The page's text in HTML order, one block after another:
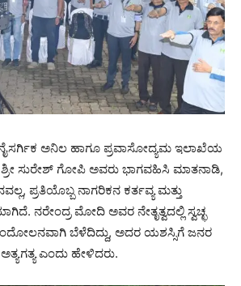
ಅನಿಲ ಹಾಗೂ ಪ್ರವಾಸೋದ್ಯಮ ಇಲಾಖೆಯ
ಶ್ರೀ ಸುರೇಶ್ ಗೋಪಿ ಅವರು ಭಾಗವಹಿಸಿ ಮಾತನಾಡಿ,
ಪ್ರತಿಯೊಬ್ಬ ನಾಗರಿಕನ ಕರ್ತವ್ಯ ಮತ್ತು
ನರೇಂದ್ರ ಮೋದಿ ಅವರ ನೇತೃತ್ವದಲ್ಲಿ ಸ್ವಚ್ಛ
ಬೆಳೆದಿದ್ದು, ಅದರ ಯಶಸ್ಸಿಗೆ ಜನರ
ಎಂದು ಹೇಳಿದರು.